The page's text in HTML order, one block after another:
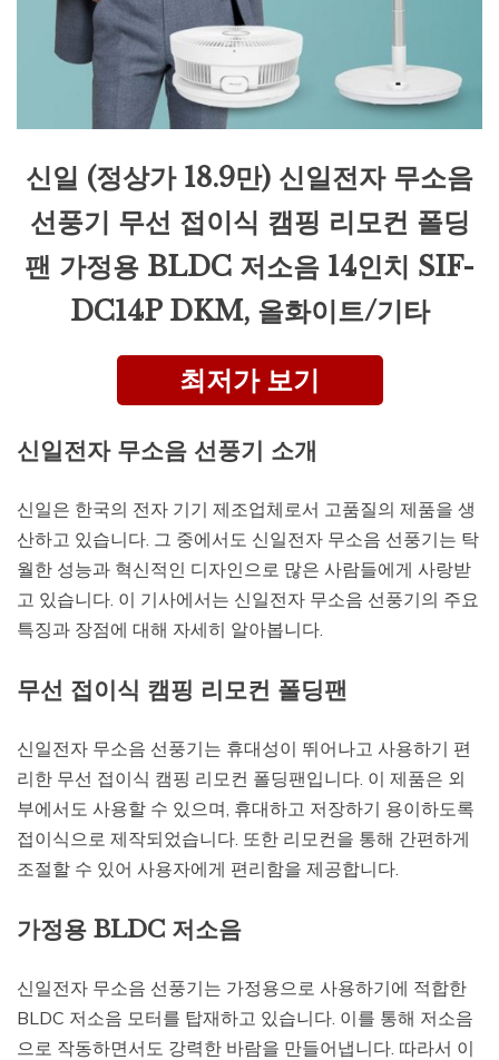
신일 (정상가 18.9만) 신일전자 무소음
선풍기 무선 접이식 캠핑 리모컨 폴딩
팬 가정용 BLDC 저소음 14인치 SIF-
DC14P DKM, 올화이트/기타
최저가 보기
신일전자 무소음 선풍기 소개
신일은 한국의 전자 기기 제조업체로서 고품질의 제품을 생
산하고 있습니다. 그 중에서도 신일전자 무소음 선풍기는 탁
월한 성능과 혁신적인 디자인으로 많은 사람들에게 사랑받
고 있습니다. 이 기사에서는 신일전자 무소음 선풍기의 주요
특징과 장점에 대해 자세히 알아봅니다.
무선 접이식 캠핑 리모컨 폴딩팬
신일전자 무소음 선풍기는 휴대성이 뛰어나고 사용하기 편
리한 무선 접이식 캠핑 리모컨 폴딩팬입니다. 이 제품은 외
부에서도 사용할 수 있으며, 휴대하고 저장하기 용이하도록
접이식으로 제작되었습니다. 또한 리모컨을 통해 간편하게
조절할 수 있어 사용자에게 편리함을 제공합니다.
가정용 BLDC 저소음
신일전자 무소음 선풍기는 가정용으로 사용하기에 적합한
BLDC 저소음 모터를 탑재하고 있습니다. 이를 통해 저소음
으로 작동하면서도 강력한 바람을 만들어냅니다. 따라서 이